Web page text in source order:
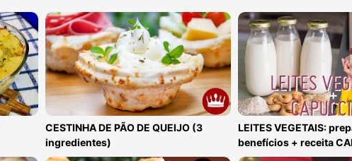
CESTINHA DE PÃO DE QUEIJO (3
ingredientes)
LEITES VEGETAIS:
benefícios + receita